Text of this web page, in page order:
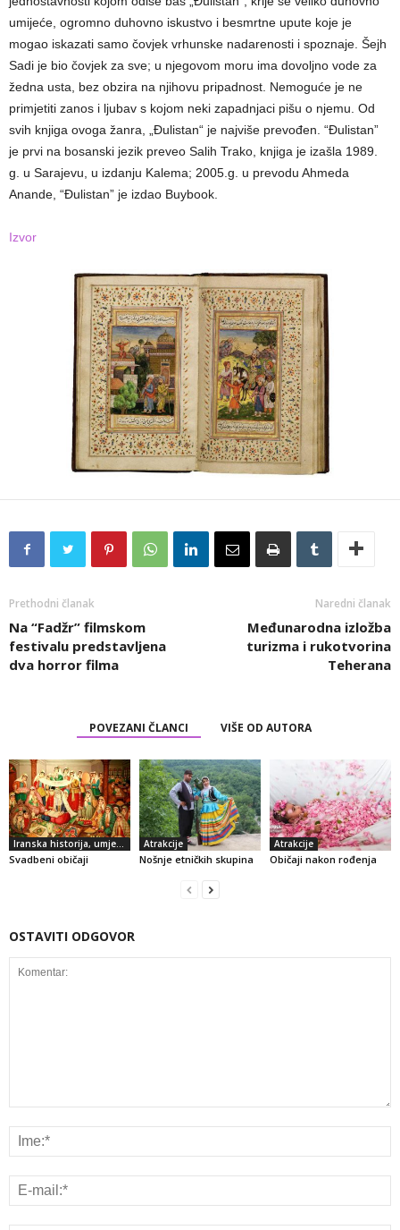
umijeće, ogromno duhovno iskustvo i besmrtne upute koje je
mogao iskazati samo čovjek vrhunske nadarenosti i spoznaje. Šejh
Sadi je bio čovjek za sve; u njegovom moru ima dovoljno vode za
žedna usta, bez obzira na njihovu pripadnost. Nemoguće je ne
primjetiti zanos i ljubav s kojom neki zapadnjaci pišu o njemu. Od
svih knjiga ovoga žanra, „Đulistan“ je najviše prevođen. “Đulistan”
je prvi na bosanski jezik preveo Salih Trako, knjiga je izašla 1989.
g. u Sarajevu, u izdanju Kalema; 2005.g. u prevodu Ahmeda
Anande, “Đulistan” je izdao Buybook.
Izvor
Prethodni članak
Na “Fadžr” filmskom
festivalu predstavljena
dva horror filma
Naredni članak
Međunarodna izložba
turizma i rukotvorina
Teherana
POVEZANI ČLANCI VIŠE OD AUTORA
Iranska historija, umjetnost i kultura
Svadbeni običaji
Atrakcije
Nošnje etničkih skupina
Atrakcije
Običaji nakon rođenja
OSTAVITI ODGOVOR